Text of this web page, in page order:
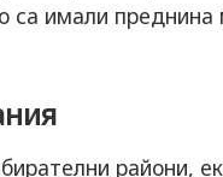
са имали
райони,